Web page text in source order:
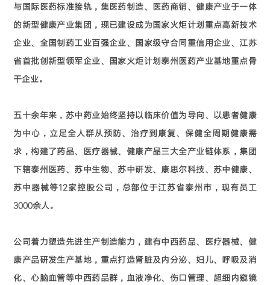
与国际医药标准接轨，集医药制造、医药商销、健康产业于一体
的新型健康产业集团，现已建设成为国家火炬计划重点高新技术
企业、全国制药工业百强企业、国家级守合同重信用企业、江苏
省首批创新型领军企业、国家火炬计划泰州医药产业基地重点骨
干企业。
五十余年来，苏中药业始终坚持以临床价值为导向、以患者健康
为中心，立足全人群从预防、治疗到康复、保健全周期健康需
求，构建了药品、医疗器械、健康产品三大全产业链体系，集团
下辖泰州医药、苏中生物、苏中研发、康思尔科技、苏中健康、
苏中器械等12家控股公司，总部位于江苏省泰州市，现有员工
3000余人。
公司着力塑造先进生产制造能力，建有中西药品、医疗器械、健
康产品研发生产基地，重点打造肾脏及内分泌、妇儿、呼吸及消
化、心脑血管等中西药品群，血液净化、伤口管理、超细内窥镜